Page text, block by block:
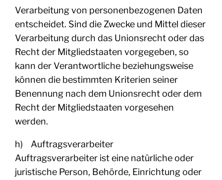
Verarbeitung von personenbezogenen Daten
entscheidet. Sind die Zwecke und Mittel dieser
Verarbeitung durch das Unionsrecht oder das
Recht der Mitgliedstaaten vorgegeben, so
kann der Verantwortliche beziehungsweise
können die bestimmten Kriterien seiner
Benennung nach dem Unionsrecht oder dem
Recht der Mitgliedstaaten vorgesehen
werden.
h) Auftragsverarbeiter
Auftragsverarbeiter ist eine natürliche oder
juristische Person, Behörde, Einrichtung oder